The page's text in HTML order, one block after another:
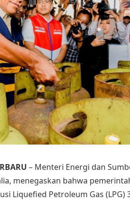
– Menteri Energi dan
menegaskan bahwa
Liquefied Petroleum Gas (LPG)